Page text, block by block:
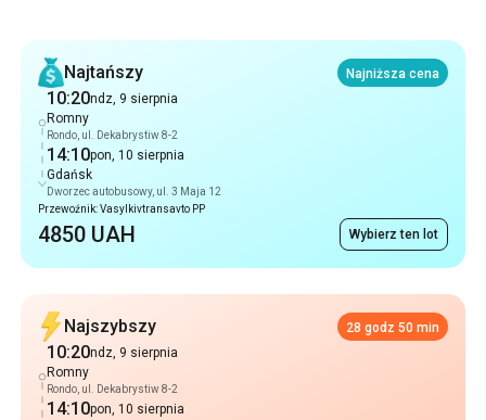
Najtańszy
Najniższa cena
10:20ndz, 9 sierpnia
Romny
Rondo, ul. Dekabrystiw 8-2
14:10pon, 10 sierpnia
Gdańsk
Dworzec autobusowy, ul. 3 Maja 12
Przewoźnik: Vasylkivtransavto PP
4850 UAH Wybierz ten lot
Najszybszy 28 godz 50 min
10:20ndz, 9 sierpnia
Romny
Rondo, ul. Dekabrystiw 8-2
14:10pon, 10 sierpnia